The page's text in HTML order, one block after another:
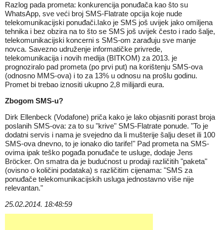
Razlog pada prometa: konkurencija ponuđača kao što su
WhatsApp, sve veći broj SMS-Flatrate opcija koje nude
telekomunikacijski ponuđači.Iako je SMS još uvijek jako omiljena
tehnika i bez obzira na to što se SMS još uvijek često i rado šalje,
telekomunikacijski koncerni s SMS-om zarađuju sve manje
novca. Savezno udruženje informatičke privrede,
telekomunikacija i novih medija (BITKOM) za 2013. je
prognoziralo pad prometa (po prvi put) na korištenju SMS-ova
(odnosno MMS-ova) i to za 13% u odnosu na prošlu godinu.
Promet bi trebao iznositi ukupno 2,8 milijardi eura.
Zbogom SMS-u?
Dirk Ellenbeck (Vodafone) priča kako je lako objasniti porast broja
poslanih SMS-ova: za to su "krive" SMS-Flatrate ponude. "To je
dodatni servis i nama je svejedno da li mušterije šalju deset ili 100
SMS-ova dnevno, to je ionako dio tarife!" Pad prometa na SMS-
ovima ipak teško pogađa ponuđače te usluge, dodaje Jens
Bröcker. On smatra da je budućnost u prodaji različitih "paketa"
(ovisno o količini podataka) s različitim cijenama: "SMS za
ponuđače telekomunikacijskih usluga jednostavno više nije
relevantan."
25.02.2014. 18:48:59